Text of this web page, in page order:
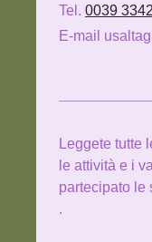
Tel. 0039
E-mail
Leggete tutte
le attività e i
partecipato le
.